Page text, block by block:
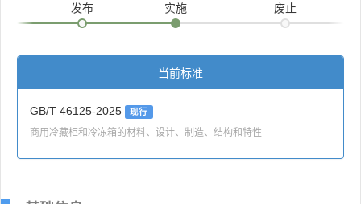
发布 实施 废止
当前标准
GB/T 46125-2025 现行
商用冷藏柜和冷冻箱的材料、设计、制造、结构和特性